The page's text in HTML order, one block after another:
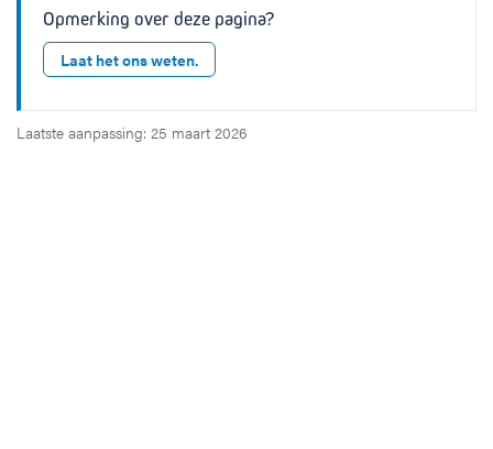
Opmerking over deze pagina?
Laat het ons weten.
Laatste aanpassing: 25 maart 2026